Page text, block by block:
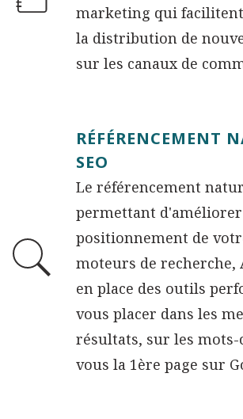
marketing qui
la distribution de
sur les canaux de
RÉFÉRENCEMENT
SEO
Le référencement
permettant
positionnement de
moteurs de recherche,
en place des outils
vous placer dans les
résultats, sur les mots-
vous la 1ère page sur